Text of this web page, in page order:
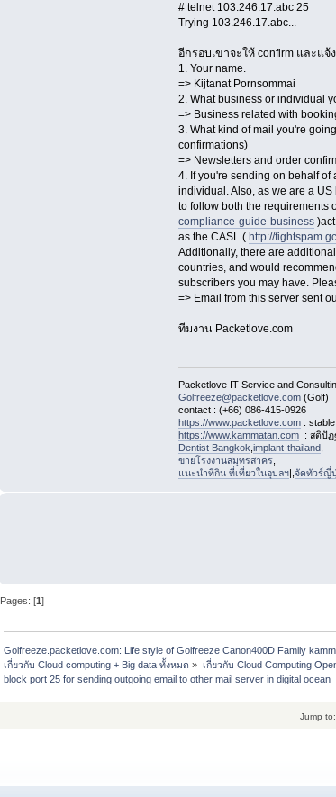
# telnet 103.246.17.abc 25
Trying 103.246.17.abc...
อีกรอบเขาจะให้ confirm และแ
1. Your name.
=> Kijtanat Pornsommai
2. What business or individual
=> Business related with
3. What kind of mail you're
confirmations)
=> Newsletters and order
4. If you're sending on behalf
individual. Also, as we are a
to follow both the requirements
compliance-guide-business)act
as the CASL ( http://
Additionally, there are
countries, and would
subscribers you may have.
=> Email from this server sent
ทีมงาน Packetlove.com
Packetlove IT Service and
Golfreeze@packetlove.com(Golf)
contact : (+66) 086-415-0926
https://www.packetlove.com: stable
https://www.kammatan.com: สติปัฏฐ
Dentist Bangkok implant-thailand,
ขายโรงงานสมุทรสาคร,
แนะนำที่กิน ที่เที่ยวในอุบลฯ|, จัดทัวร์ญี่
Pages: [1]
Golfreeze.packetlove.com: Life style of Golfreeze Canon400D Family
เกี่ยวกับ Cloud computing + Big data ทั้งหมด » เกี่ยวกับ Cloud Computing
block port 25 for sending outgoing email to other mail server in digital ocean
Jump to: